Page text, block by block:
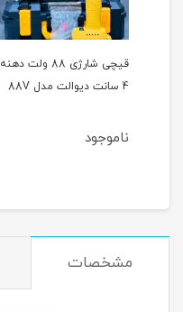
قیچی شارژی 88 ولت دهنه
4 سانت دیوالت مدل 88V
ناموجود
مشخصات